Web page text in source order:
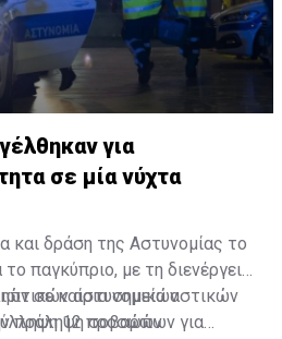
για
σε μία νύχτα
και δράση της Αστυνομίας το
παγκύπριο, με τη διενέργεια
σε καίρια σημεία αστικών
πρόληψη σοβαρών
αστυνομικών
12 προσώπων για